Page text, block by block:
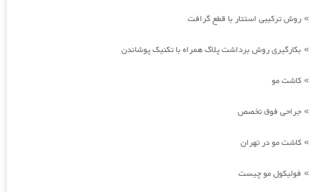
» روش ترکیبی استتار با قطع گرافت
» بکارگیری روش برداشت پلاگ همراه با تکنیک پوشاندن
» کاشت مو
» جراحی فوق تخصص
» کاشت مو در تهران
» فولیکول مو چیست